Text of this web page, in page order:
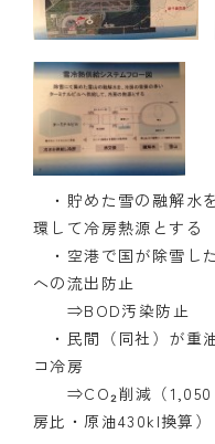
・貯めた雪の融解水
環して冷房熱源とする
・空港で国が除雪し
への流出防止
⇒BOD汚染防止
・民間（同社）が重
コ冷房
⇒CO₂削減（1,050
房比・原油430kl換算）